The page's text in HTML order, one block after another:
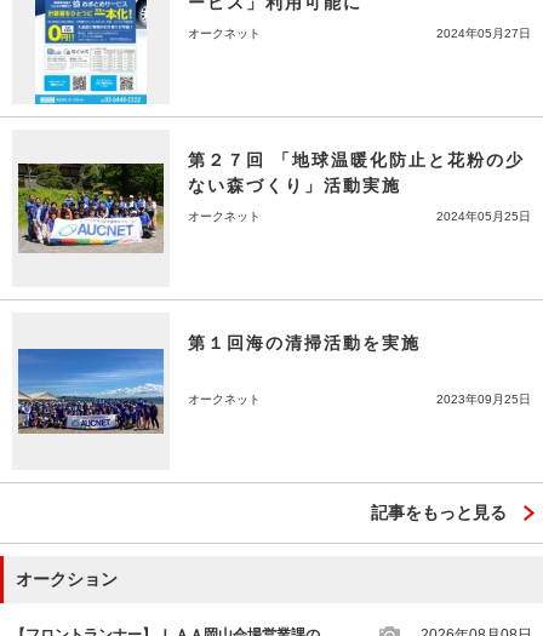
オークネット 2024年05月27日
第２７回 「地球温暖化防止と花粉の少
ない森づくり」活動実施
オークネット 2024年05月25日
第１回海の清掃活動を実施
オークネット 2023年09月25日
記事をもっと見る
オークション